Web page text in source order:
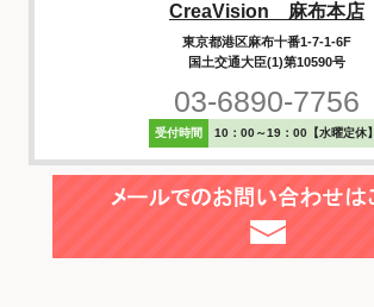
CreaVision 麻布本店
東京都港区麻布十番1-7-1-6F
国土交通大臣(1)第10590号
03-6890-7756
受付時間 10：00～19：00【水曜定休】